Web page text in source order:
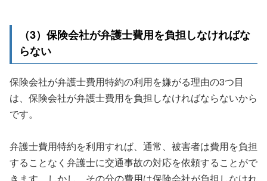
（3）保険会社が弁護士費用を負担しなければな
らない
保険会社が弁護士費用特約の利用を嫌がる理由の3つ目
は、保険会社が弁護士費用を負担しなければならないから
です。
弁護士費用特約を利用すれば、通常、被害者は費用を負担
することなく弁護士に交通事故の対応を依頼することがで
きます。しかし、その分の費用は保険会社が負担しなけれ